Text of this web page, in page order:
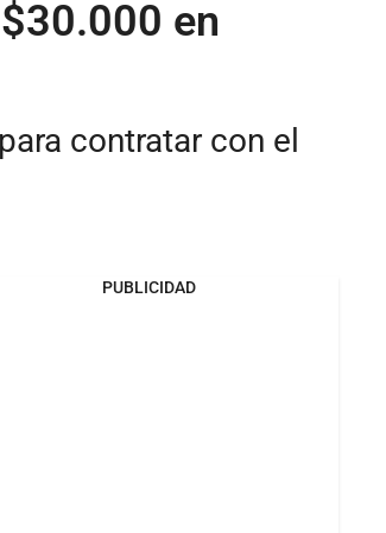
en
contratar con el
PUBLICIDAD